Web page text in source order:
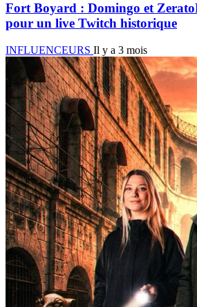
Fort Boyard : Domingo et
pour un live Twitch historique
INFLUENCEURS Il y a 3 mois